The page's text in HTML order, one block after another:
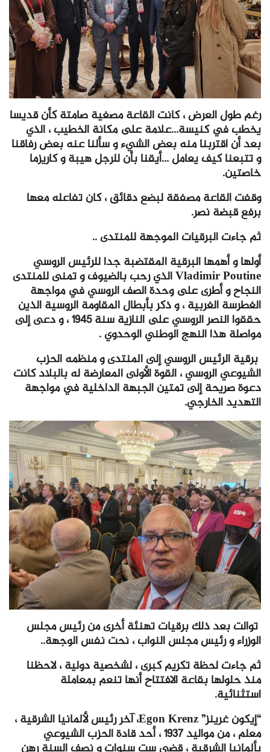
رغم طول العرض ، كانت القاعة مصغية صامتة كأن قديسا
يخطب في كنيسة…علامة على مكانة الخطيب ، الذي
بعد أن اقتربنا منه بعض الشيء و سألنا عنه بعض رفاقنا
و تتبعنا كيف يعامل …أيقنا بأن للرجل هيبة و كاريزما
خاصتين.
وقفت القاعة مصفقة لبضع دقائق ، كان تفاعله معها
برفع قبضة نصر.
ثم جاءت البرقيات الموجهة للمنتدى ..
أولها و أهمها البرقية المقتضبة جدا للرئيس الروسي
Vladimir Poutine الذي رحب بالضيوف و تمنى للمنتدى
النجاح و أطرى على وحدة الصف الروسي في مواجهة
الغطرسة الغربية ، و ذكر بأبطال المقاومة الروسية الذين
حققوا النصر الروسي على النازية سنة 1945 ، و دعى إلى
مواصلة هذا النهج الوطني الوحدوي .
برقية الرئيس الروسي إلى المنتدى و منظمه الحزب
الشيوعي الروسي ، القوة الأولى المعارضة له بالبلاد كانت
دعوة صريحة إلى تمتين الجبهة الداخلية في مواجهة
التهديد الخارجي.
توالت بعد ذلك برقيات تهنئة أخرى من رئيس مجلس
الوزراء و رئيس مجلس النواب ، نحت نفس الوجهة..
ثم جاءت لحظة تكريم كبرى ، لشخصية دولية ، لاحظنا
منذ حلولها بقاعة الافتتاح أنها تنعم بمعاملة
استثنائية.
“إيكون غرينز” Egon Krenz، آخر رئيس لألمانيا الشرقية ،
معلم ، من مواليد 1937 ، أحد قادة الحزب الشيوعي